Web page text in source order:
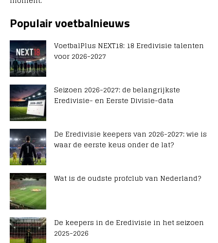
Populair voetbalnieuws
VoetbalPlus NEXT18: 18 Eredivisie talenten
voor 2026-2027
Seizoen 2026-2027: de belangrijkste
Eredivisie- en Eerste Divisie-data
De Eredivisie keepers van 2026-2027: wie is
waar de eerste keus onder de lat?
Wat is de oudste profclub van Nederland?
De keepers in de Eredivisie in het seizoen
2025-2026